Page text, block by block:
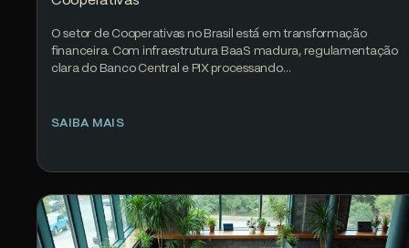
O setor de Cooperativas no Brasil está em transformação
financeira. Com infraestrutura BaaS madura, regulamentação
clara do Banco Central e PIX processando…
SAIBA MAIS